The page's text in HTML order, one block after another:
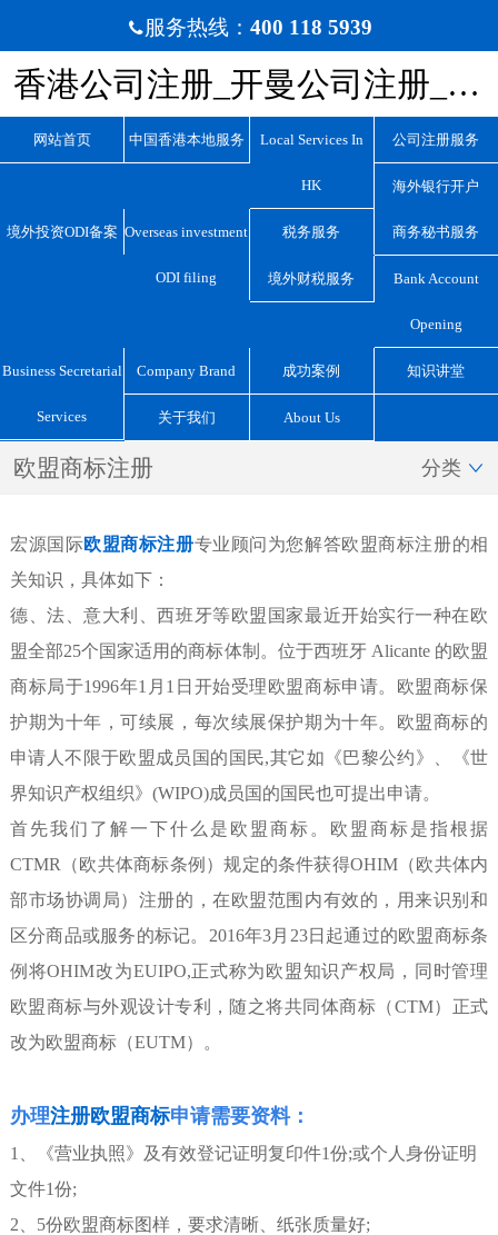
服务热线： 400 118 5939
香港公司注册_开曼公司注册_BVI公司注册_离岸公司注册_宏源国际咨询
网站首页 中国香港本地服务 Local Services In
HK
公司注册服务
海外银行开户
境外投资ODI备案 Overseas investment
ODI filing
税务服务 商务秘书服务
境外财税服务 Bank Account
Opening
Business Secretarial
Services
Company Brand 成功案例 知识讲堂
关于我们 About Us
欧盟商标注册 分类 
宏源国际欧盟商标注册专业顾问为您解答欧盟商标注册的相
关知识，具体如下：
德、法、意大利、西班牙等欧盟国家最近开始实行一种在欧
盟全部25个国家适用的商标体制。位于西班牙 Alicante 的欧盟
商标局于1996年1月1日开始受理欧盟商标申请。欧盟商标保
护期为十年，可续展，每次续展保护期为十年。欧盟商标的
申请人不限于欧盟成员国的国民,其它如《巴黎公约》、《世
界知识产权组织》(WIPO)成员国的国民也可提出申请。
首先我们了解一下什么是欧盟商标。欧盟商标是指根据
CTMR（欧共体商标条例）规定的条件获得OHIM（欧共体内
部市场协调局）注册的，在欧盟范围内有效的，用来识别和
区分商品或服务的标记。2016年3月23日起通过的欧盟商标条
例将OHIM改为EUIPO,正式称为欧盟知识产权局，同时管理
欧盟商标与外观设计专利，随之将共同体商标（CTM）正式
改为欧盟商标（EUTM）。
办理注册欧盟商标申请需要资料：
1、《营业执照》及有效登记证明复印件1份;或个人身份证明
文件1份;
2、5份欧盟商标图样，要求清晰、纸张质量好;